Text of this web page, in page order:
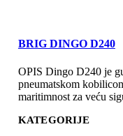
BRIG DINGO D240
OPIS Dingo D240 je
pneumatskom
maritimnost za veću
KATEGORIJE